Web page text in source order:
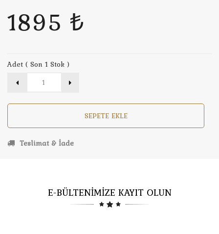
1895 ₺
Adet ( Son 1 Stok )
SEPETE EKLE
Teslimat & İade
E-BÜLTENİMİZE KAYIT OLUN